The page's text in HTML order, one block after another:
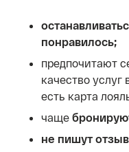
понравилось;
предпочитают
качество услуг
есть карта
чаще
не пишут